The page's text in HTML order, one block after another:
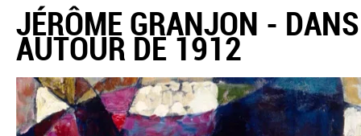
JÉRÔME GRANJON -
AUTOUR DE 1912